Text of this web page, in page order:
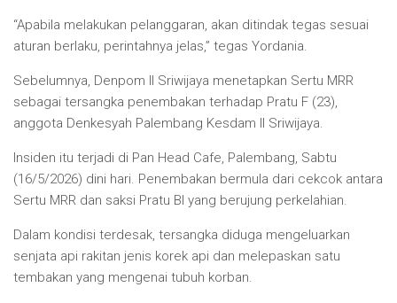
“Apabila melakukan pelanggaran, akan ditindak tegas sesuai
aturan berlaku, perintahnya jelas,” tegas Yordania.
Sebelumnya, Denpom II Sriwijaya menetapkan Sertu MRR
sebagai tersangka penembakan terhadap Pratu F (23),
anggota Denkesyah Palembang Kesdam II Sriwijaya.
Insiden itu terjadi di Pan Head Cafe, Palembang, Sabtu
(16/5/2026) dini hari. Penembakan bermula dari cekcok antara
Sertu MRR dan saksi Pratu BI yang berujung perkelahian.
Dalam kondisi terdesak, tersangka diduga mengeluarkan
senjata api rakitan jenis korek api dan melepaskan satu
tembakan yang mengenai tubuh korban.